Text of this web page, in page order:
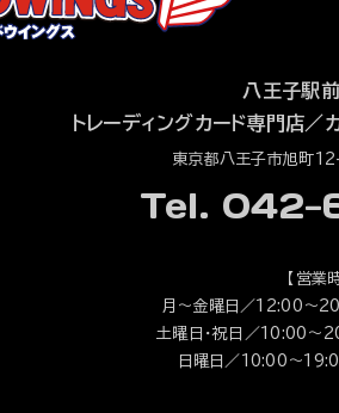
八王子駅
トレーディングカード専門店／
東京都八王子市旭町
Tel. 042-
【営業
月～金曜日／12:00～
土曜日・祝日／10:00～
日曜日／10:00～